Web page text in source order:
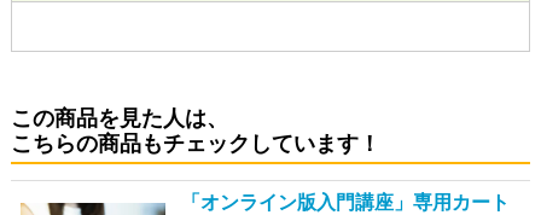
この商品を見た人は、
こちらの商品もチェックしています！
「オンライン版入門講座」専用カート